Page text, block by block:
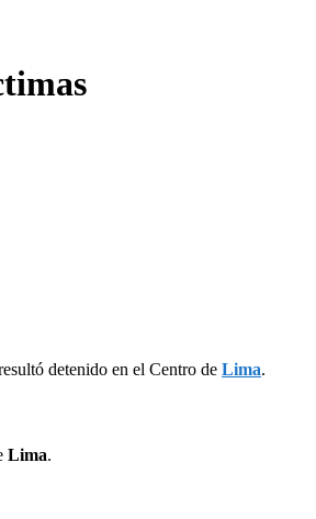
detenido en el Centro de Lima.
Lima.